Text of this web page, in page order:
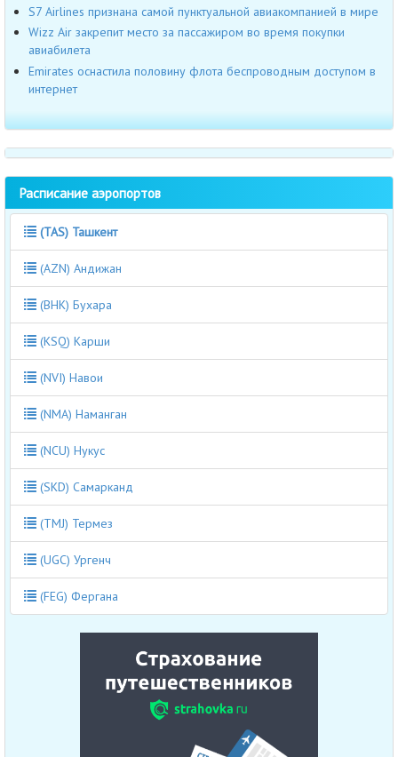
S7 Airlines признана самой пунктуальной авиакомпанией в мире
Wizz Air закрепит место за пассажиром во время покупки
авиабилета
Emirates оснастила половину флота беспроводным доступом в
интернет
Расписание аэропортов
(TAS) Ташкент
(AZN) Андижан
(BHK) Бухара
(KSQ) Карши
(NVI) Навои
(NMA) Наманган
(NCU) Нукус
(SKD) Самарканд
(TMJ) Термез
(UGC) Ургенч
(FEG) Фергана